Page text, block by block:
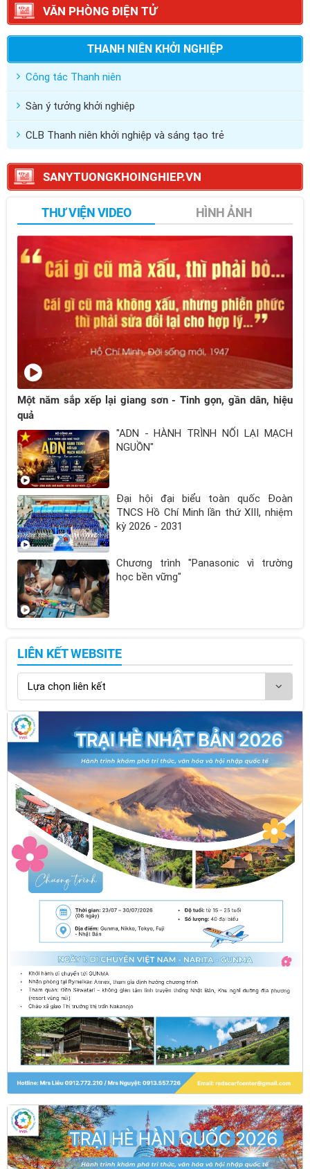
VĂN PHÒNG ĐIỆN TỬ
THANH NIÊN KHỞI NGHIỆP
Công tác Thanh niên
Sàn ý tưởng khởi nghiệp
CLB Thanh niên khởi nghiệp và sáng tạo trẻ
SANYTUONGKHOINGHIEP.VN
THƯ VIỆN VIDEO HÌNH ẢNH
Một năm sắp xếp lại giang sơn - Tinh gọn, gần dân, hiệu
quả
"ADN - HÀNH TRÌNH NỐI LẠI MẠCH
NGUỒN"
Đại hội đại biểu toàn quốc Đoàn
TNCS Hồ Chí Minh lần thứ XIII, nhiệm
kỳ 2026 - 2031
Chương trình "Panasonic vì trường
học bền vững"
LIÊN KẾT WEBSITE